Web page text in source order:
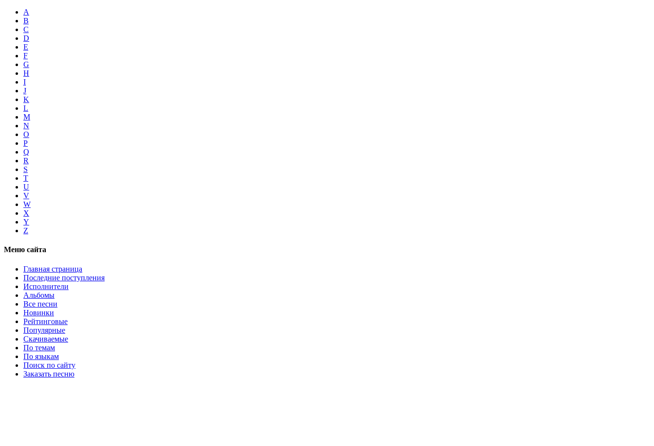
A
B
C
D
E
F
G
H
I
J
K
L
M
N
O
P
Q
R
S
T
U
V
W
X
Y
Z
Меню сайта
Главная страница
Последние поступления
Исполнители
Альбомы
Все песни
Новинки
Рейтинговые
Популярные
Скачиваемые
По темам
По языкам
Поиск по сайту
Заказать песню